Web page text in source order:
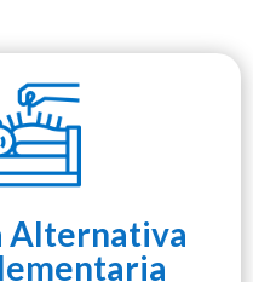
Alternativa